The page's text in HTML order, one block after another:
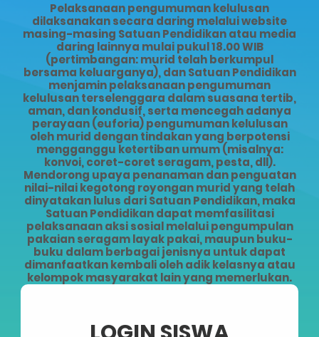
Pelaksanaan pengumuman kelulusan
dilaksanakan secara daring melalui website
masing-masing Satuan Pendidikan atau media
daring lainnya mulai pukul 18.00 WIB
(pertimbangan: murid telah berkumpul
bersama keluarganya), dan Satuan Pendidikan
menjamin pelaksanaan pengumuman
kelulusan terselenggara dalam suasana tertib,
aman, dan kondusif, serta mencegah adanya
perayaan (euforia) pengumuman kelulusan
oleh murid dengan tindakan yang berpotensi
mengganggu ketertiban umum (misalnya:
konvoi, coret-coret seragam, pesta, dll).
Mendorong upaya penanaman dan penguatan
nilai-nilai kegotong royongan murid yang telah
dinyatakan lulus dari Satuan Pendidikan, maka
Satuan Pendidikan dapat memfasilitasi
pelaksanaan aksi sosial melalui pengumpulan
pakaian seragam layak pakai, maupun buku-
buku dalam berbagai jenisnya untuk dapat
dimanfaatkan kembali oleh adik kelasnya atau
kelompok masyarakat lain yang memerlukan.